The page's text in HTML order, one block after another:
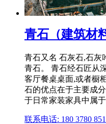
青石（建筑材
青石又名 石灰石,石灰
青石。 青石经石匠从
客厅餐桌桌面,或者橱
石的优点在于主要成
于日常家装家具中属
联系电话: 180 3780